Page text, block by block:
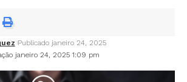
janeiro 24, 2025 1:09 pm
Publicado janeiro 24, 2025